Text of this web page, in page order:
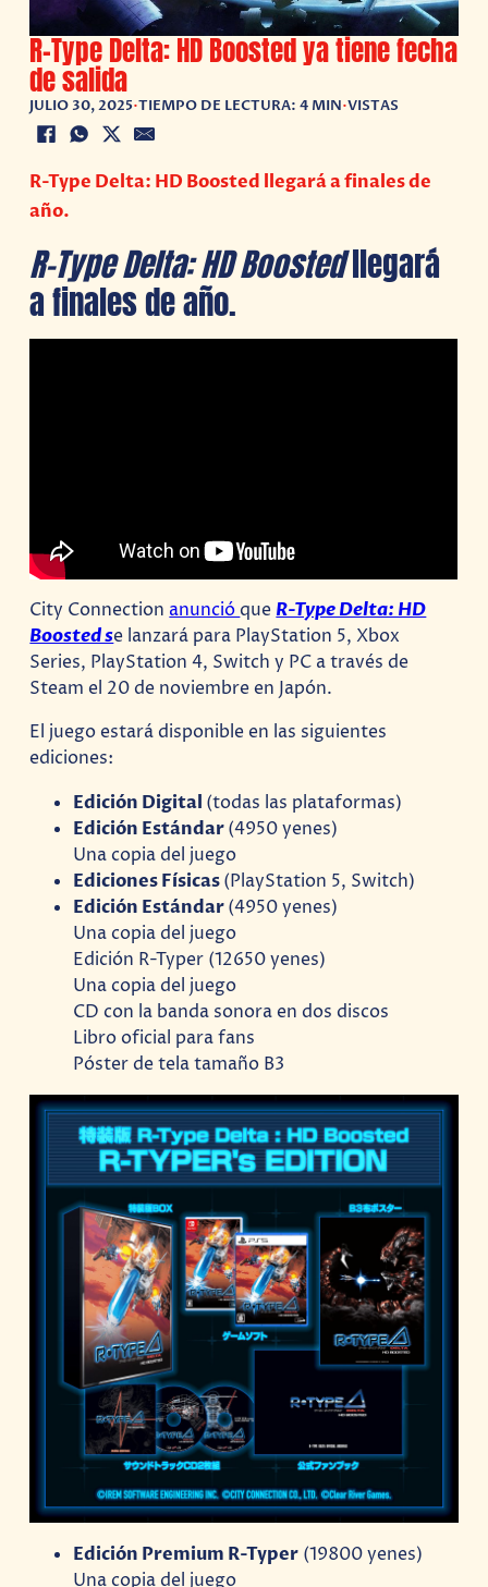
R-Type Delta: HD Boosted ya tiene fecha
de salida
JULIO 30, 2025•TIEMPO DE LECTURA: 4 MIN•VISTAS
R-Type Delta: HD Boosted llegará a finales de
año.
R-Type Delta: HD Boostedllegará
a finales de año.
City Connection anuncióque R-Type Delta: HD
Boosted se lanzará para PlayStation 5, Xbox
Series, PlayStation 4, Switch y PC a través de
Steam el 20 de noviembre en Japón.
El juego estará disponible en las siguientes
ediciones:
Edición Digital (todas las plataformas)
Edición Estándar(4950 yenes)
Una copia del juego
Ediciones Físicas(PlayStation 5, Switch)
Edición Estándar(4950 yenes)
Una copia del juego
Edición R-Typer (12650 yenes)
Una copia del juego
CD con la banda sonora en dos discos
Libro oficial para fans
Póster de tela tamaño B3
Edición Premium R-Typer (19800 yenes)
Una copia del juego